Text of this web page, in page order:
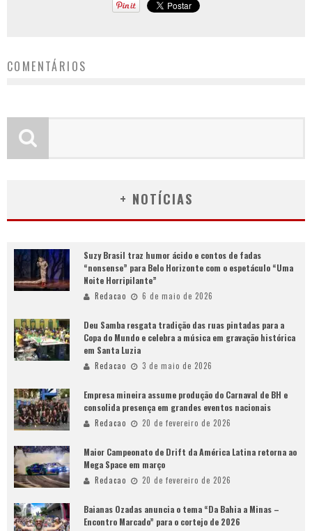
COMENTÁRIOS
+ NOTÍCIAS
Suzy Brasil traz humor ácido e contos de fadas
“nonsense” para Belo Horizonte com o espetáculo “Uma
Noite Horripilante”
Redacao 6 de maio de 2026
Deu Samba resgata tradição das ruas pintadas para a
Copa do Mundo e celebra a música em gravação histórica
em Santa Luzia
Redacao 3 de maio de 2026
Empresa mineira assume produção do Carnaval de BH e
consolida presença em grandes eventos nacionais
Redacao 20 de fevereiro de 2026
Maior Campeonato de Drift da América Latina retorna ao
Mega Space em março
Redacao 20 de fevereiro de 2026
Baianas Ozadas anuncia o tema “Da Bahia a Minas –
Encontro Marcado” para o cortejo de 2026